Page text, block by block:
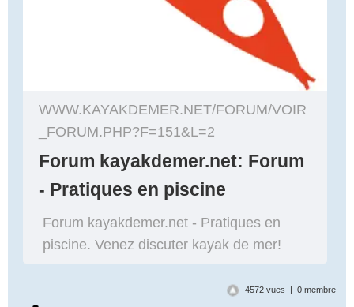
WWW.KAYAKDEMER.NET/FORUM/VOIR
_FORUM.PHP?F=151&L=2
Forum kayakdemer.net: Forum
- Pratiques en piscine
Forum kayakdemer.net - Pratiques en
piscine. Venez discuter kayak de mer!
4572 vues | 0 membre